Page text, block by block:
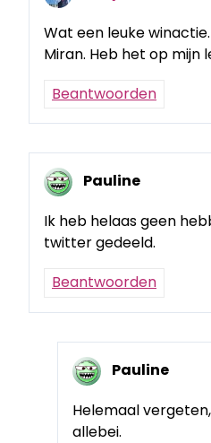
Wat een leuke
Miran. Heb het op mijn
Beantwoorden
Pauline
Ik heb helaas geen
twitter gedeeld.
Beantwoorden
Pauline
Helemaal
allebei.